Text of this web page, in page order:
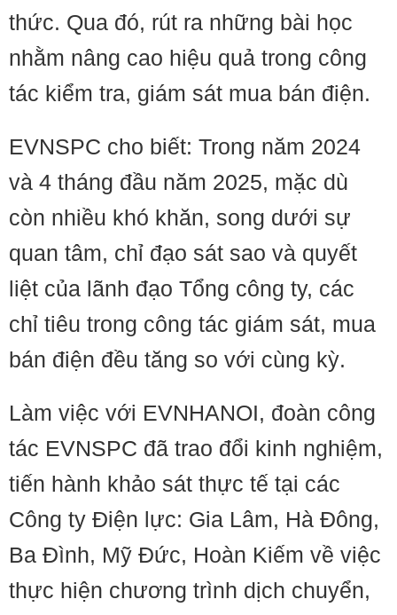
thức. Qua đó, rút ra những bài học
nhằm nâng cao hiệu quả trong công
tác kiểm tra, giám sát mua bán điện.
EVNSPC cho biết: Trong năm 2024
và 4 tháng đầu năm 2025, mặc dù
còn nhiều khó khăn, song dưới sự
quan tâm, chỉ đạo sát sao và quyết
liệt của lãnh đạo Tổng công ty, các
chỉ tiêu trong công tác giám sát, mua
bán điện đều tăng so với cùng kỳ.
Làm việc với EVNHANOI, đoàn công
tác EVNSPC đã trao đổi kinh nghiệm,
tiến hành khảo sát thực tế tại các
Công ty Điện lực: Gia Lâm, Hà Đông,
Ba Đình, Mỹ Đức, Hoàn Kiếm về việc
thực hiện chương trình dịch chuyển,